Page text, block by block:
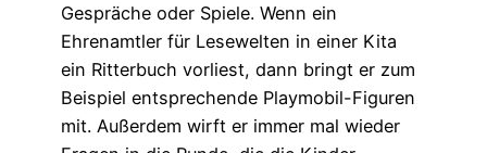
Gespräche oder Spiele. Wenn ein
Ehrenamtler für Lesewelten in einer Kita
ein Ritterbuch vorliest, dann bringt er zum
Beispiel entsprechende Playmobil-Figuren
mit. Außerdem wirft er immer mal wieder